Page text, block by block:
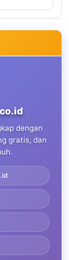
dengan
gratis, dan